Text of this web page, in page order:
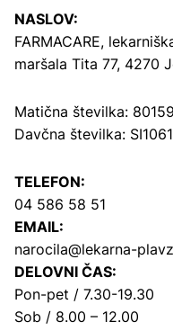
NASLOV:
FARMACARE,
maršala Tita 77, 4270
Matična številka:
Davčna številka:
TELEFON:
04 586 58 51
EMAIL:
narocila@lekarna-
DELOVNI ČAS:
Pon-pet / 7.30-19.30
Sob / 8.00 – 12.00